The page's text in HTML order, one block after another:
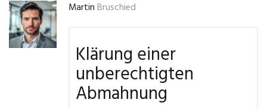
Martin Bruschied
Klärung einer
unberechtigten
Abmahnung